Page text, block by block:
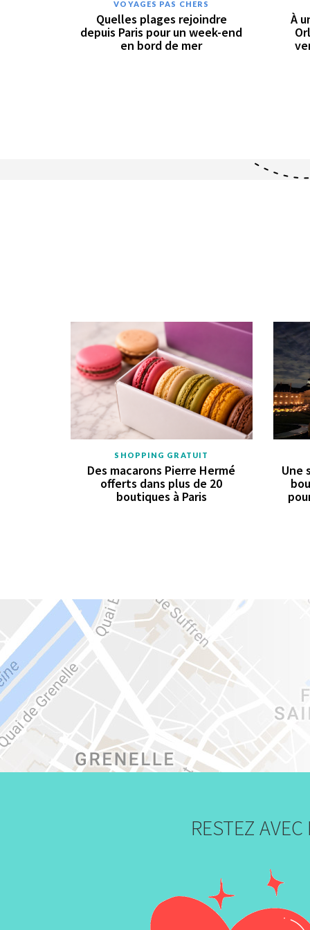
VOYAGES PAS CHERS
Quelles plages rejoindre
depuis Paris pour un week-end
en bord de mer
À
SHOPPING GRATUIT
Des macarons Pierre Hermé
offerts dans plus de 20
boutiques à Paris
Une
RESTEZ